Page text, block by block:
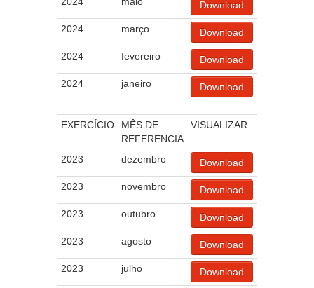
Download
2024 março Download
2024 fevereiro Download
2024 janeiro Download
EXERCÍCIO
MÊS DE
REFERENCIA
VISUALIZAR
2023 dezembro Download
2023 novembro Download
2023 outubro Download
2023 agosto Download
2023 julho Download